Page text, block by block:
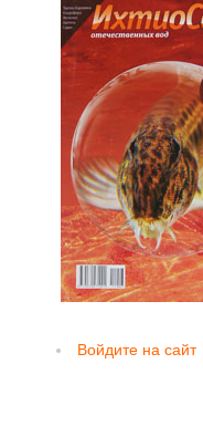
Войдите на сайт